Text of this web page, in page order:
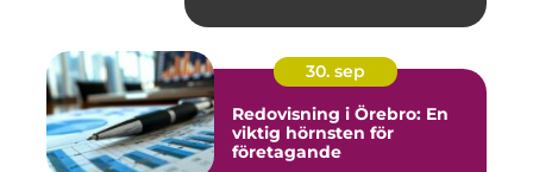
30. sep
Redovisning i Örebro: En
viktig hörnsten för
företagande